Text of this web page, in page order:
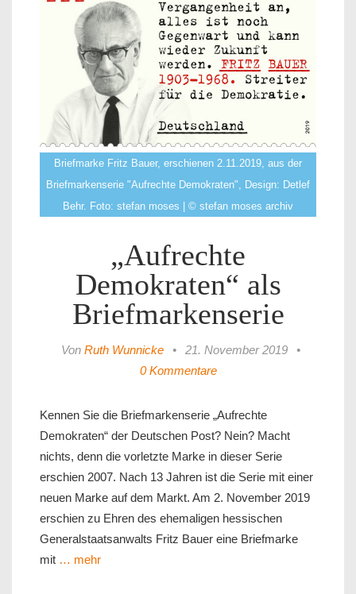
Briefmarke Fritz Bauer, erschienen 2.11.2019, aus der
Briefmarkenserie "Aufrechte Demokraten", Design: Detlef
Behr. Foto: stefan moses | © stefan moses archiv
„Aufrechte
Demokraten“ als
Briefmarkenserie
Von Ruth Wunnicke • 21. November 2019
•
0 Kommentare
Kennen Sie die Briefmarkenserie „Aufrechte
Demokraten“ der Deutschen Post? Nein? Macht
nichts, denn die vorletzte Marke in dieser Serie
erschien 2007. Nach 13 Jahren ist die Serie mit einer
neuen Marke auf dem Markt. Am 2. November 2019
erschien zu Ehren des ehemaligen hessischen
Generalstaatsanwalts Fritz Bauer eine Briefmarke
mit … mehr